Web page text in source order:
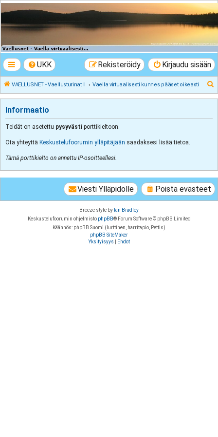
VAELLUSNET -
Vaellusturinat II
UKK Kirjaudu sisään
Rekisteröidy
VAELLUSNET - Vaellusturinat II Vaella virtuaalisesti kunnes pääset oikeasti
Informaatio
Teidät on asetettu pysyvästi porttikieltoon.
Ota yhteyttä Keskustelufoorumin ylläpitäjään saadaksesi lisää tietoa.
Tämä porttikielto on annettu IP-osoitteellesi.
Poista evästeet
Viesti Ylläpidolle
Breeze style by Ian Bradley
Keskustelufoorumin ohjelmisto phpBB® Forum Software © phpBB Limited
Käännös: phpBB Suomi (lurttinen, harritapio, Pettis)
phpBB SiteMaker
Yksityisyys
Ehdot